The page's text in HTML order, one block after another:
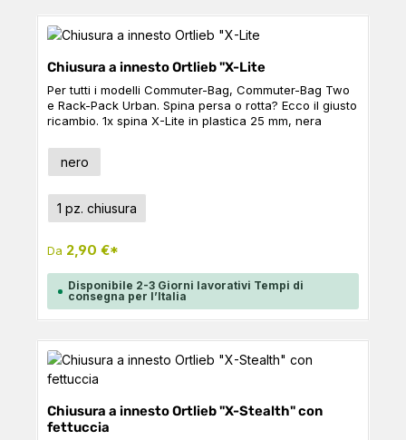
Chiusura a innesto Ortlieb "X-Lite
Per tutti i modelli Commuter-Bag, Commuter-Bag Two
e Rack-Pack Urban. Spina persa o rotta? Ecco il giusto
ricambio. 1x spina X-Lite in plastica 25 mm, nera
Seleziona
Colore
nero
Seleziona
Taglia
1 pz. chiusura
Da 2,90 €*
Disponibile 2-3 Giorni lavorativi Tempi di
consegna per l’Italia
Chiusura a innesto Ortlieb "X-Stealth" con
fettuccia